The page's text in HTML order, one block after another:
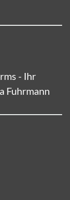
- Ihr
Fuhrmann